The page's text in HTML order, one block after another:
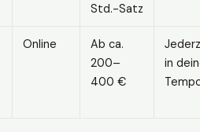
Std.-Satz
Online
Ab ca.
200–
400 €
in